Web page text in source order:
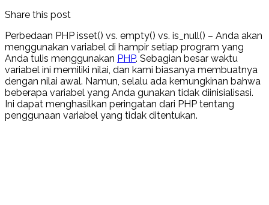
Share this post
Perbedaan PHP isset() vs. empty() vs. is_null() – Anda akan
menggunakan variabel di hampir setiap program yang
Anda tulis menggunakan PHP. Sebagian besar waktu
variabel ini memiliki nilai, dan kami biasanya membuatnya
dengan nilai awal. Namun, selalu ada kemungkinan bahwa
beberapa variabel yang Anda gunakan tidak diinisialisasi.
Ini dapat menghasilkan peringatan dari PHP tentang
penggunaan variabel yang tidak ditentukan.